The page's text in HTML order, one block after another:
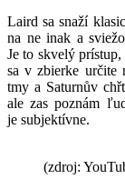
Laird sa snaží
na ne inak a
Je to skvelý
sa v zbierke určite
tmy a Saturnův
ale zas poznám
je subjektívne.
(zdroj: